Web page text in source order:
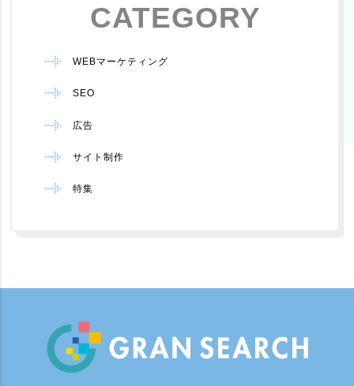
CATEGORY
WEBマーケティング
SEO
広告
サイト制作
特集